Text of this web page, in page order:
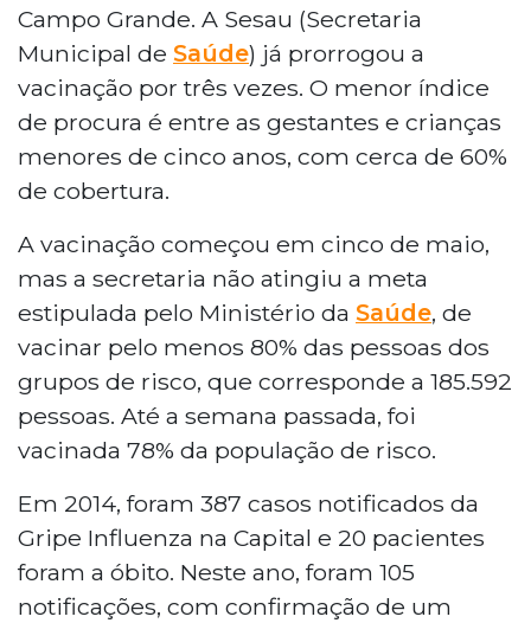
Campo Grande. A Sesau (Secretaria
Municipal de Saúde) já prorrogou a
vacinação por três vezes. O menor índice
de procura é entre as gestantes e crianças
menores de cinco anos, com cerca de 60%
de cobertura.
A vacinação começou em cinco de maio,
mas a secretaria não atingiu a meta
estipulada pelo Ministério da Saúde, de
vacinar pelo menos 80% das pessoas dos
grupos de risco, que corresponde a 185.592
pessoas. Até a semana passada, foi
vacinada 78% da população de risco.
Em 2014, foram 387 casos notificados da
Gripe Influenza na Capital e 20 pacientes
foram a óbito. Neste ano, foram 105
notificações, com confirmação de um